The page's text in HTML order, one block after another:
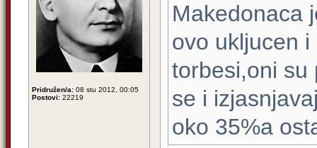
Pridružen/a: 08 stu 2012, 00:05
Postovi: 22219
Makedonaca
ovo ukljucen
torbesi,oni su
se i
oko 35%a